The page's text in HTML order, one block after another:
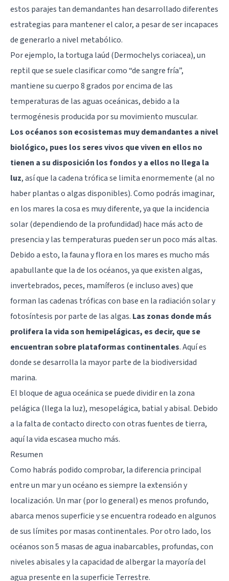
estos parajes tan demandantes han desarrollado diferentes
estrategias para mantener el calor, a pesar de ser incapaces
de generarlo a nivel metabólico.
Por ejemplo, la tortuga laúd (Dermochelys coriacea), un
reptil que se suele clasificar como “de sangre fría”,
mantiene su cuerpo 8 grados por encima de las
temperaturas de las aguas oceánicas, debido a la
termogénesis producida por su movimiento muscular.
Los océanos son ecosistemas muy demandantes a nivel
biológico, pues los seres vivos que viven en ellos no
tienen a su disposición los fondos y a ellos no llega la
luz, así que la cadena trófica se limita enormemente (al no
haber plantas o algas disponibles). Como podrás imaginar,
en los mares la cosa es muy diferente, ya que la incidencia
solar (dependiendo de la profundidad) hace más acto de
presencia y las temperaturas pueden ser un poco más altas.
Debido a esto, la fauna y flora en los mares es mucho más
apabullante que la de los océanos, ya que existen algas,
invertebrados, peces, mamíferos (e incluso aves) que
forman las cadenas tróficas con base en la radiación solar y
fotosíntesis por parte de las algas. Las zonas donde más
prolifera la vida son hemipelágicas, es decir, que se
encuentran sobre plataformas continentales. Aquí es
donde se desarrolla la mayor parte de la biodiversidad
marina.
El bloque de agua oceánica se puede dividir en la zona
pelágica (llega la luz), mesopelágica, batial y abisal. Debido
a la falta de contacto directo con otras fuentes de tierra,
aquí la vida escasea mucho más.
Resumen
Como habrás podido comprobar, la diferencia principal
entre un mar y un océano es siempre la extensión y
localización. Un mar (por lo general) es menos profundo,
abarca menos superficie y se encuentra rodeado en algunos
de sus límites por masas continentales. Por otro lado, los
océanos son 5 masas de agua inabarcables, profundas, con
niveles abisales y la capacidad de albergar la mayoría del
agua presente en la superficie Terrestre.